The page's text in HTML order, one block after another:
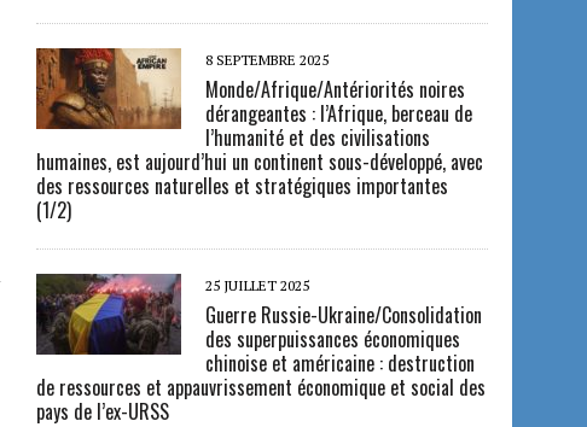
8 SEPTEMBRE 2025
Monde/Afrique/Antériorités noires
dérangeantes : l’Afrique, berceau de
l’humanité et des civilisations
humaines, est aujourd’hui un continent sous-développé, avec
des ressources naturelles et stratégiques importantes
(1/2)
25 JUILLET 2025
Guerre Russie-Ukraine/Consolidation
des superpuissances économiques
chinoise et américaine : destruction
de ressources et appauvrissement économique et social des
pays de l’ex-URSS